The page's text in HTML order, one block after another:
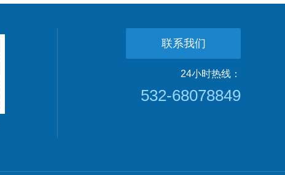
联系我们
24小时热线：
532-68078849